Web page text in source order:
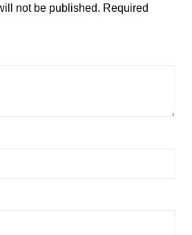
not be published. Required